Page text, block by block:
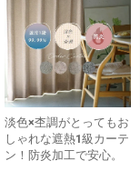
淡色×杢調がとってもお
しゃれな遮熱1級カーテ
ン！防炎加工で安心。